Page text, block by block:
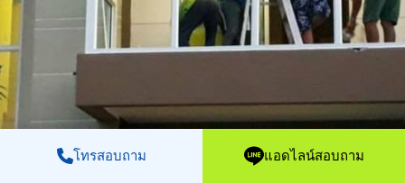
โทรสอบถาม แอดไลน์สอบถาม